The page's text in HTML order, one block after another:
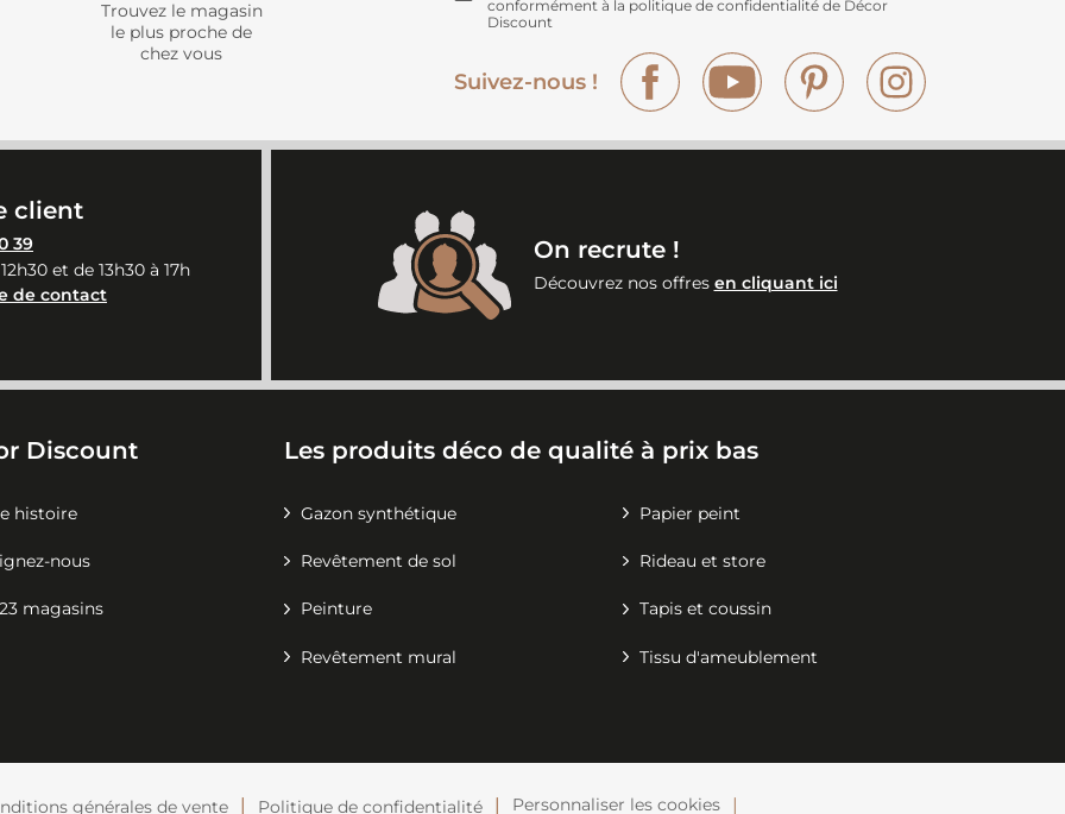
Trouvez le magasin
le plus proche de
chez vous
conformément à la politique de confidentialité de Décor
Discount
Suivez-nous !
Facebook YouTube Pinterest
client
39
et de 13h30 à 17h
de contact
On recrute !
Découvrez nos offres en cliquant ici
Discount
histoire
nous
magasins
Les produits déco de qualité à prix bas
Gazon synthétique Papier peint
Revêtement de sol Rideau et store
Peinture Tapis et coussin
Revêtement mural Tissu d'ameublement
générales de vente Politique de confidentialité Personnaliser les cookies